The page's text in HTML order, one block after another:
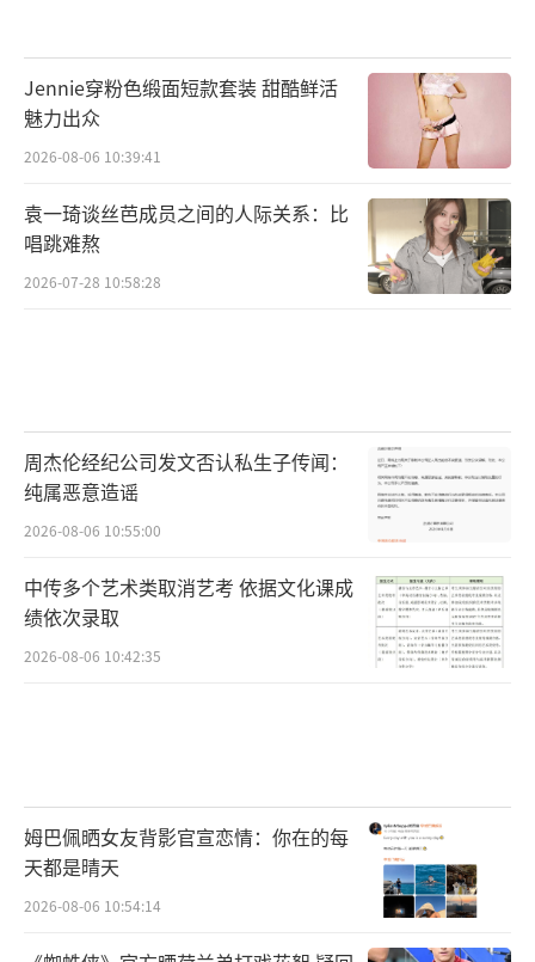
Jennie穿粉色缎面短款套装 甜酷鲜活
魅力出众
2026-08-06 10:39:41
袁一琦谈丝芭成员之间的人际关系：比
唱跳难熬
2026-07-28 10:58:28
周杰伦经纪公司发文否认私生子传闻：
纯属恶意造谣
2026-08-06 10:55:00
中传多个艺术类取消艺考 依据文化课成
绩依次录取
2026-08-06 10:42:35
姆巴佩晒女友背影官宣恋情：你在的每
天都是晴天
2026-08-06 10:54:14